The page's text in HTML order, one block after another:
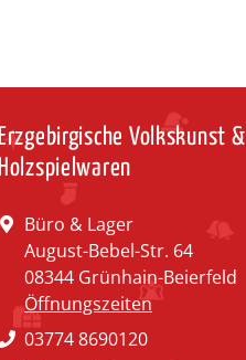
Erzgebirgische Volkskunst &
Holzspielwaren
Büro & Lager
August-Bebel-Str. 64
08344 Grünhain-Beierfeld
Öffnungszeiten
03774 8690120